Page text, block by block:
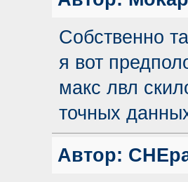
Собственно
я вот
макс лвл
точных
Автор: